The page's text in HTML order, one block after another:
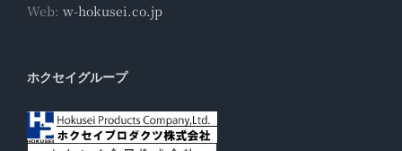
Web: w-hokusei.co.jp
ホクセイグループ